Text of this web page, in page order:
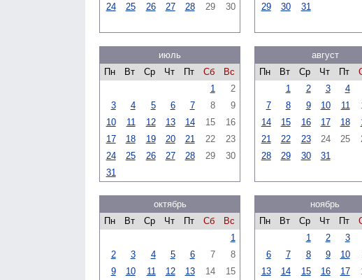
24
25 26 27 28 29 30
29
30 31
июль
Пн
Вт Ср Чт Пт Сб
Вс
1
2
3
4 5 6 7 8
9
10
11 12 13 14 15
16
17
18 19 20 21 22
23
24
25 26 27 28 29
30
31
август
Пн
Вт Ср Чт Пт
1
2 3 4
7
8 9 10 11
14
15 16 17 18
21
22 23 24 25
28
29 30 31
октябрь
Пн
Вт Ср Чт Пт Сб
Вс
1
2
3 4 5 6 7
8
9
10 11 12 13 14
15
ноябрь
Пн
Вт Ср Чт Пт
1
2 3
6
7 8 9 10
13
14 15 16 17